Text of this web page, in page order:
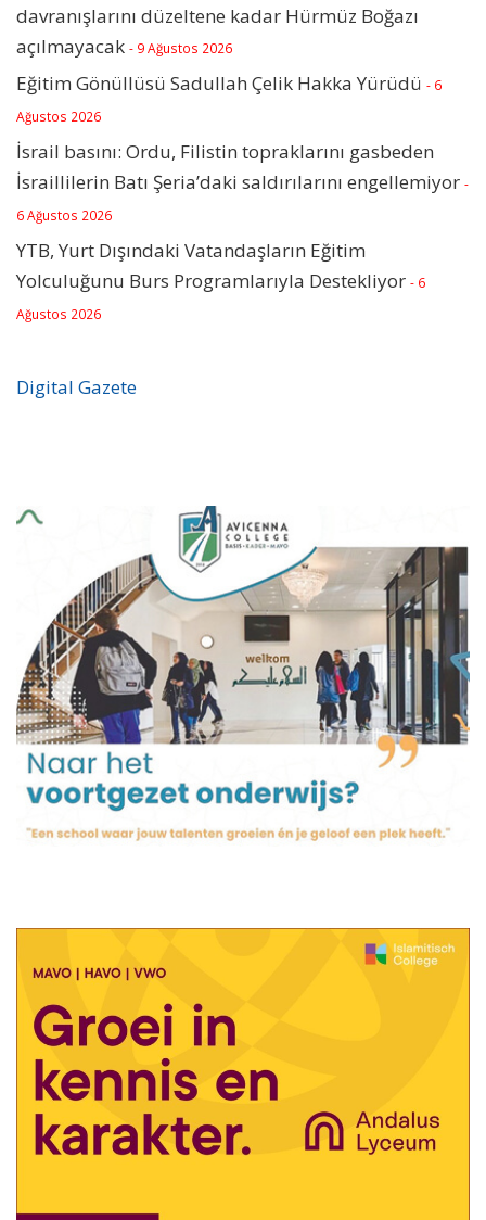
davranışlarını düzeltene kadar Hürmüz Boğazı
açılmayacak - 9 Ağustos 2026
Eğitim Gönüllüsü Sadullah Çelik Hakka Yürüdü - 6
Ağustos 2026
İsrail basını: Ordu, Filistin topraklarını gasbeden
İsraillilerin Batı Şeria’daki saldırılarını engellemiyor -
6 Ağustos 2026
YTB, Yurt Dışındaki Vatandaşların Eğitim
Yolculuğunu Burs Programlarıyla Destekliyor - 6
Ağustos 2026
Digital Gazete